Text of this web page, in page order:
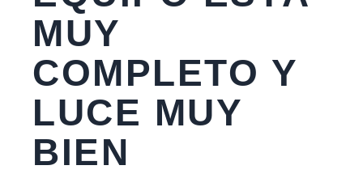
MUY
COMPLETO Y
LUCE MUY
BIEN